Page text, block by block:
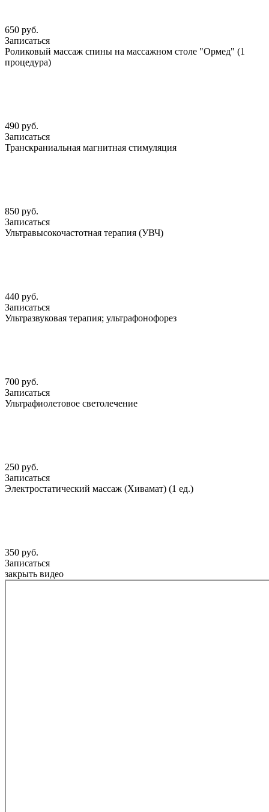
650 руб.
Записаться
Роликовый массаж спины на массажном столе "Ормед" (1
процедура)
490 руб.
Записаться
Транскраниальная магнитная стимуляция
850 руб.
Записаться
Ультравысокочастотная терапия (УВЧ)
440 руб.
Записаться
Ультразвуковая терапия; ультрафонофорез
700 руб.
Записаться
Ультрафиолетовое светолечение
250 руб.
Записаться
Электростатический массаж (Хивамат) (1 ед.)
350 руб.
Записаться
закрыть видео